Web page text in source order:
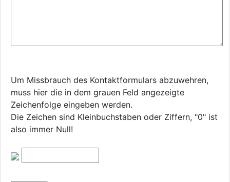
Um Missbrauch des Kontaktformulars abzuwehren,
muss hier die in dem grauen Feld angezeigte
Zeichenfolge eingeben werden.
Die Zeichen sind Kleinbuchstaben oder Ziffern, "0" ist
also immer Null!